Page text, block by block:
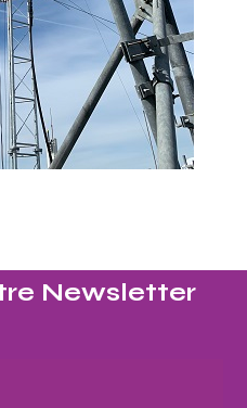
Newsletter​